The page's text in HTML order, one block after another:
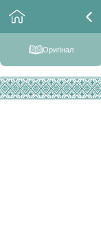
Оригінал